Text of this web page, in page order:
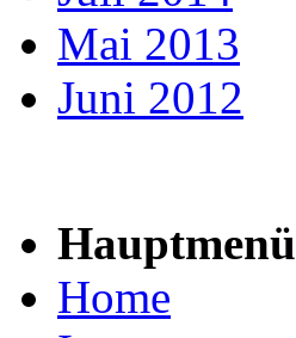
Mai 2013
Juni 2012
Hauptmenü
Home